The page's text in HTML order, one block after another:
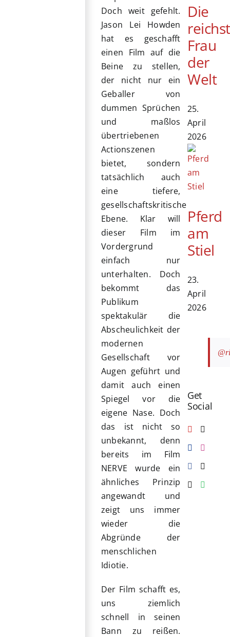
Doch weit gefehlt.
Jason Lei Howden
hat es geschafft
einen Film auf die
Beine zu stellen,
der nicht nur ein
Geballer von
dummen Sprüchen
und maßlos
übertriebenen
Actionszenen
bietet, sondern
tatsächlich auch
eine tiefere,
gesellschaftskritische
Ebene. Klar will
dieser Film im
Vordergrund
einfach nur
unterhalten. Doch
bekommt das
Publikum
spektakulär die
Abscheulichkeit der
modernen
Gesellschaft vor
Augen geführt und
damit auch einen
Spiegel vor die
eigene Nase. Doch
das ist nicht so
unbekannt, denn
bereits im Film
NERVE wurde ein
ähnliches Prinzip
angewandt und
zeigt uns immer
wieder die
Abgründe der
menschlichen
Idiotie.
Der Film schafft es,
uns ziemlich
schnell in seinen
Bann zu reißen.
Die
Frau
der
Welt
25.
April
2026
Pferd
am
Stiel
23.
April
2026
Get
Social